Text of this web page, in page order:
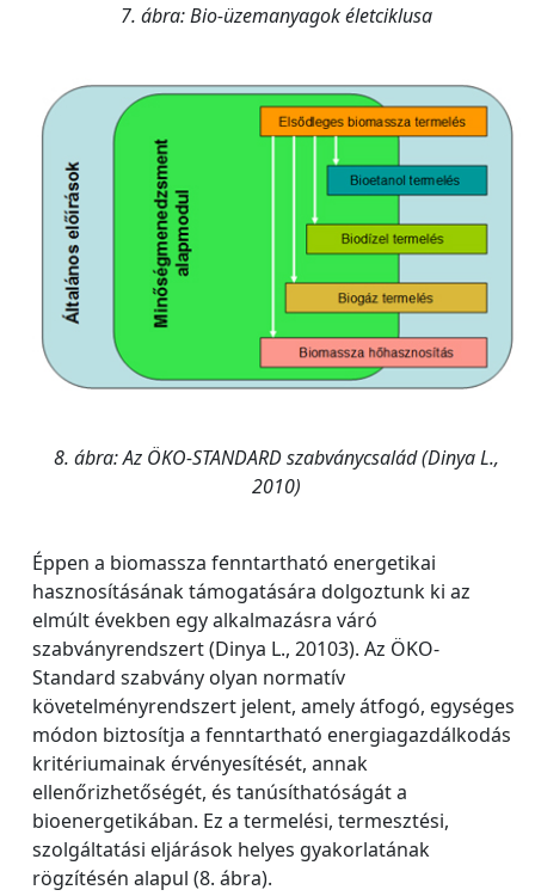
7. ábra: Bio-üzemanyagok életciklusa
8. ábra: Az ÖKO-STANDARD szabványcsalád (Dinya L.,
2010)
Éppen a biomassza fenntartható energetikai
hasznosításának támogatására dolgoztunk ki az
elmúlt években egy alkalmazásra váró
szabványrendszert (Dinya L., 20103). Az ÖKO-
Standard szabvány olyan normatív
követelményrendszert jelent, amely átfogó, egységes
módon biztosítja a fenntartható energiagazdálkodás
kritériumainak érvényesítését, annak
ellenőrizhetőségét, és tanúsíthatóságát a
bioenergetikában. Ez a termelési, termesztési,
szolgáltatási eljárások helyes gyakorlatának
rögzítésén alapul (8. ábra).